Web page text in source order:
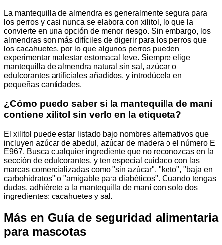
La mantequilla de almendra es generalmente segura para
los perros y casi nunca se elabora con xilitol, lo que la
convierte en una opción de menor riesgo. Sin embargo, los
almendras son más difíciles de digerir para los perros que
los cacahuetes, por lo que algunos perros pueden
experimentar malestar estomacal leve. Siempre elige
mantequilla de almendra natural sin sal, azúcar o
edulcorantes artificiales añadidos, y introdúcela en
pequeñas cantidades.
¿Cómo puedo saber si la mantequilla de maní
contiene xilitol sin verlo en la etiqueta?
El xilitol puede estar listado bajo nombres alternativos que
incluyen azúcar de abedul, azúcar de madera o el número E
E967. Busca cualquier ingrediente que no reconozcas en la
sección de edulcorantes, y ten especial cuidado con las
marcas comercializadas como "sin azúcar", "keto", "baja en
carbohidratos" o "amigable para diabéticos". Cuando tengas
dudas, adhiérete a la mantequilla de maní con solo dos
ingredientes: cacahuetes y sal.
Más en Guía de seguridad alimentaria
para mascotas